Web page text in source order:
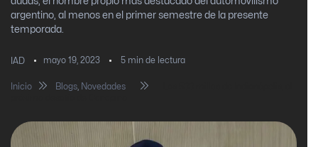
argentino, al menos en el primer semestre de la presente
temporada.
IAD mayo 19, 2023 5 min de lectura
Inicio Blogs, Novedades